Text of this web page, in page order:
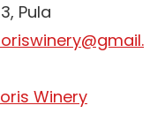
Pula
Winery